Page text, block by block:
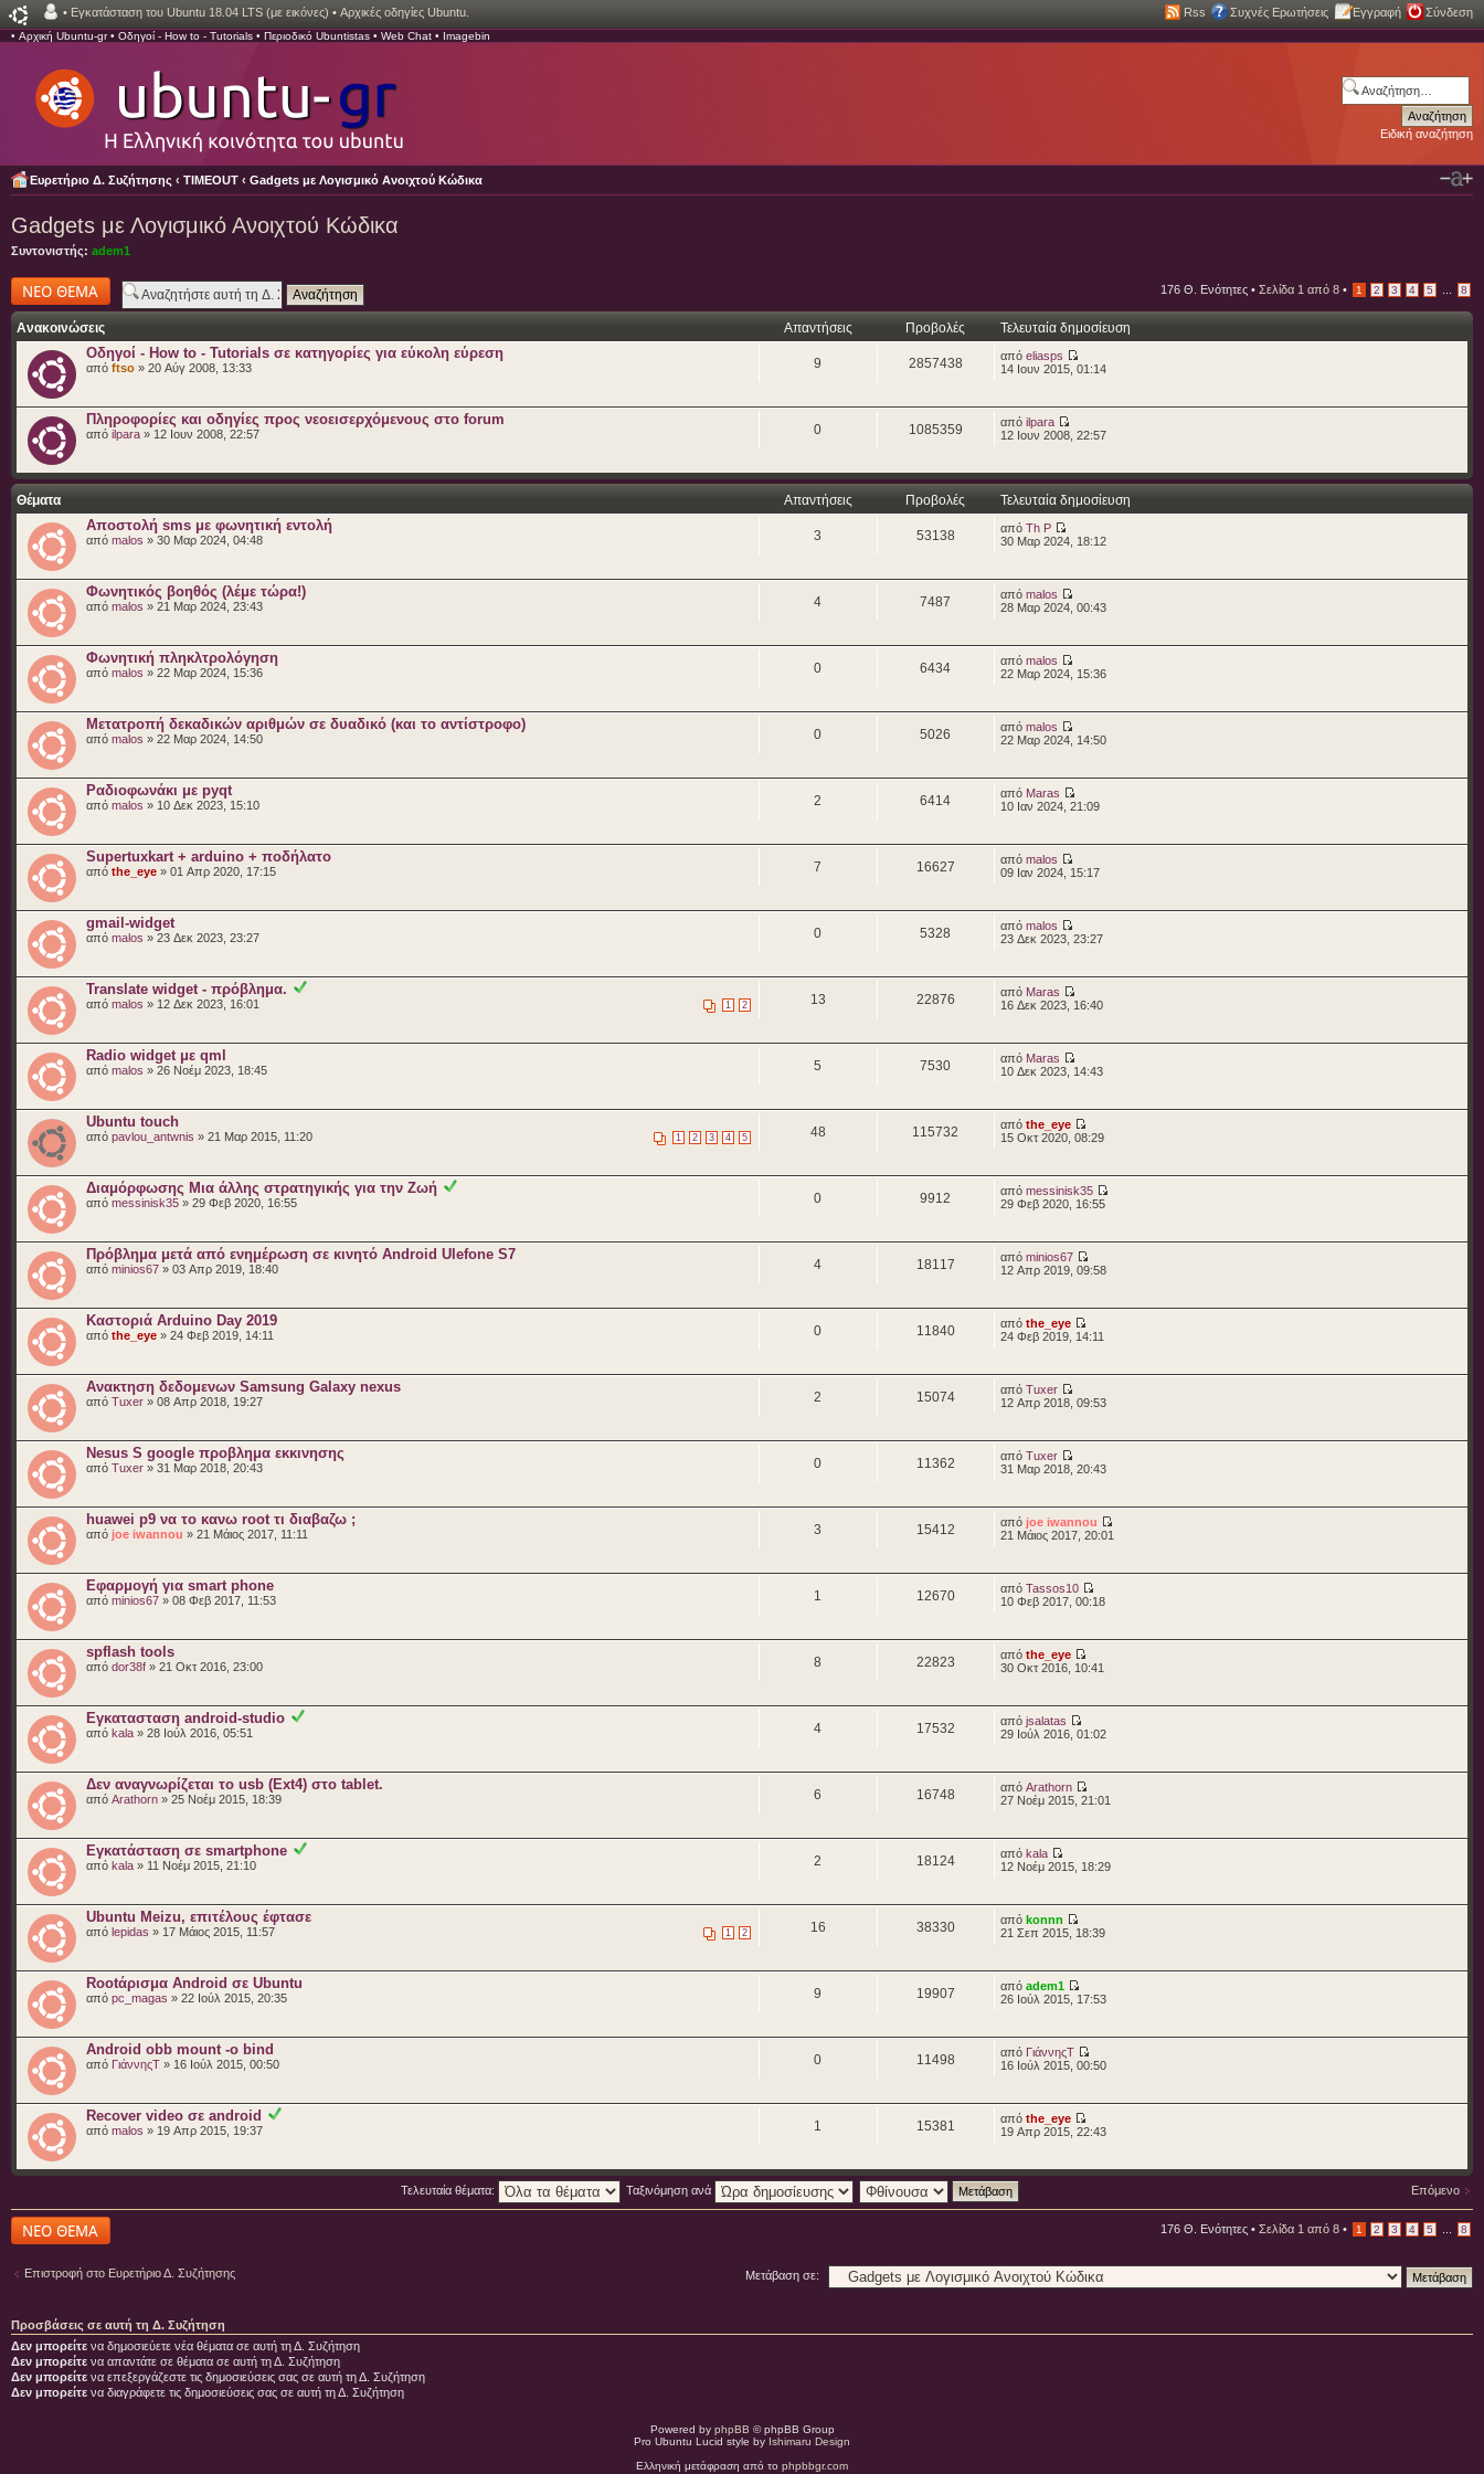
• Εγκατάσταση του Ubuntu 18.04 LTS (με εικόνες) • Αρχικές οδηγίες Ubuntu. Rss Συχνές Ερωτήσεις Εγγραφή Σύνδεση
• Αρχική Ubuntu-gr• Οδηγοί - How to - Tutorials • Περιοδικό Ubuntistas • Web Chat • Imagebin
Ειδική αναζήτηση
Ευρετήριο Δ. Συζήτησης ‹ TIMEOUT ‹ Gadgets με Λογισμικό Ανοιχτού Κώδικα
Gadgets με Λογισμικό Ανοιχτού Κώδικα
Συντονιστής: adem1
Δημιουργία νέου
θέματος
176 Θ. Ενότητες • Σελίδα 1 από 8 • 1 2 3 4 5 8
Ανακοινώσεις Απαντήσεις Προβολές Τελευταία δημοσίευση
Οδηγοί - How to - Tutorials σε κατηγορίες για εύκολη εύρεση
από ftso » 20 Αύγ 2008, 13:33 9 2857438 από eliasps
14 Ιουν 2015, 01:14
Πληροφορίες και οδηγίες προς νεοεισερχόμενους στο forum
από ilpara » 12 Ιουν 2008, 22:57 0 1085359 από ilpara
12 Ιουν 2008, 22:57
Θέματα Απαντήσεις Προβολές Τελευταία δημοσίευση
Αποστολή sms με φωνητική εντολή
από malos » 30 Μαρ 2024, 04:48 3 53138 από Th P
30 Μαρ 2024, 18:12
Φωνητικός βοηθός (λέμε τώρα!)
από malos » 21 Μαρ 2024, 23:43 4 7487 από malos
28 Μαρ 2024, 00:43
Φωνητική πληκλτρολόγηση
από malos » 22 Μαρ 2024, 15:36 0 6434 από malos
22 Μαρ 2024, 15:36
Μετατροπή δεκαδικών αριθμών σε δυαδικό (και το αντίστροφο)
από malos » 22 Μαρ 2024, 14:50 0 5026 από malos
22 Μαρ 2024, 14:50
Ραδιοφωνάκι με pyqt
από malos » 10 Δεκ 2023, 15:10 2 6414 από Maras
10 Ιαν 2024, 21:09
Supertuxkart + arduino + ποδήλατο
από the_eye » 01 Απρ 2020, 17:15 7 16627 από malos
09 Ιαν 2024, 15:17
gmail-widget
από malos » 23 Δεκ 2023, 23:27 0 5328 από malos
23 Δεκ 2023, 23:27
Translate widget - πρόβλημα.
1 2
από malos » 12 Δεκ 2023, 16:01 13 22876 από Maras
16 Δεκ 2023, 16:40
Radio widget με qml
από malos » 26 Νοέμ 2023, 18:45 5 7530 από Maras
10 Δεκ 2023, 14:43
Ubuntu touch
1 2 3 4 5
από pavlou_antwnis » 21 Μαρ 2015, 11:20 48 115732 από the_eye
15 Οκτ 2020, 08:29
Διαμόρφωσης Μια άλλης στρατηγικής για την Ζωή
από messinisk35 » 29 Φεβ 2020, 16:55 0 9912 από messinisk35
29 Φεβ 2020, 16:55
Πρόβλημα μετά από ενημέρωση σε κινητό Android Ulefone S7
από minios67 » 03 Απρ 2019, 18:40 4 18117 από minios67
12 Απρ 2019, 09:58
Καστοριά Arduino Day 2019
από the_eye » 24 Φεβ 2019, 14:11 0 11840 από the_eye
24 Φεβ 2019, 14:11
Ανακτηση δεδομενων Samsung Galaxy nexus
από Tuxer » 08 Απρ 2018, 19:27 2 15074 από Tuxer
12 Απρ 2018, 09:53
Nesus S google προβλημα εκκινησης
από Tuxer » 31 Μαρ 2018, 20:43 0 11362 από Tuxer
31 Μαρ 2018, 20:43
huawei p9 να το κανω root τι διαβαζω ;
από joe iwannou » 21 Μάιος 2017, 11:11 3 15412 από joe iwannou
21 Μάιος 2017, 20:01
Εφαρμογή για smart phone
από minios67 » 08 Φεβ 2017, 11:53 1 12670 από Tassos10
10 Φεβ 2017, 00:18
spflash tools
από dor38f » 21 Οκτ 2016, 23:00 8 22823 από the_eye
30 Οκτ 2016, 10:41
Εγκατασταση android-studio
από kala » 28 Ιούλ 2016, 05:51 4 17532 από jsalatas
29 Ιούλ 2016, 01:02
Δεν αναγνωρίζεται το usb (Ext4) στο tablet.
από Arathorn » 25 Νοέμ 2015, 18:39 6 16748 από Arathorn
27 Νοέμ 2015, 21:01
Εγκατάσταση σε smartphone
από kala » 11 Νοέμ 2015, 21:10 2 18124 από kala
12 Νοέμ 2015, 18:29
Ubuntu Meizu, επιτέλους έφτασε
1 2
από lepidas » 17 Μάιος 2015, 11:57 16 38330 από konnn
21 Σεπ 2015, 18:39
Rootάρισμα Android σε Ubuntu
από pc_magas » 22 Ιούλ 2015, 20:35 9 19907 από adem1
26 Ιούλ 2015, 17:53
Android obb mount -o bind
από ΓιάννηςΤ » 16 Ιούλ 2015, 00:50 0 11498 από ΓιάννηςΤ
16 Ιούλ 2015, 00:50
Recover video σε android
από malos » 19 Απρ 2015, 19:37 1 15381 από the_eye
19 Απρ 2015, 22:43
Επόμενο
Τελευταία θέματα: Ταξινόμηση ανά
Δημιουργία νέου
θέματος
176 Θ. Ενότητες • Σελίδα 1 από 8 • 1 2 3 4 5 8
Επιστροφή στο Ευρετήριο Δ. Συζήτησης Μετάβαση σε:
Προσβάσεις σε αυτή τη Δ. Συζήτηση
Δεν μπορείτε να δημοσιεύετε νέα θέματα σε αυτή τη Δ. Συζήτηση
Δεν μπορείτε να απαντάτε σε θέματα σε αυτή τη Δ. Συζήτηση
Δεν μπορείτε να επεξεργάζεστε τις δημοσιεύσεις σας σε αυτή τη Δ. Συζήτηση
Δεν μπορείτε να διαγράφετε τις δημοσιεύσεις σας σε αυτή τη Δ. Συζήτηση
Powered by phpBB © phpBB Group
Pro Ubuntu Lucid style by Ishimaru Design
Ελληνική μετάφραση από το phpbbgr.com